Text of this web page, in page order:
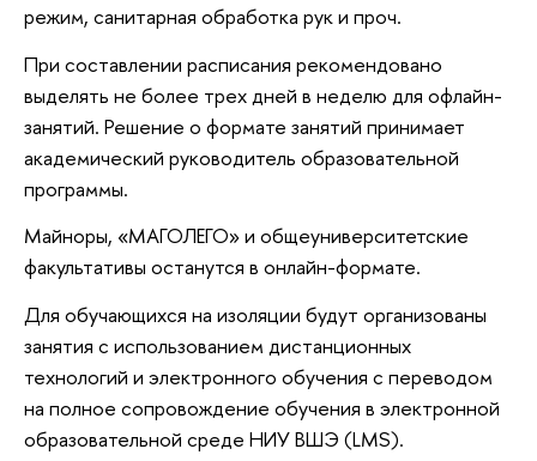
режим, санитарная обработка рук и проч.
При составлении расписания рекомендовано
выделять не более трех дней в неделю для офлайн-
занятий. Решение о формате занятий принимает
академический руководитель образовательной
программы.
Майноры, «МАГОЛЕГО» и общеуниверситетские
факультативы останутся в онлайн-формате.
Для обучающихся на изоляции будут организованы
занятия с использованием дистанционных
технологий и электронного обучения с переводом
на полное сопровождение обучения в электронной
образовательной среде НИУ ВШЭ (LMS).